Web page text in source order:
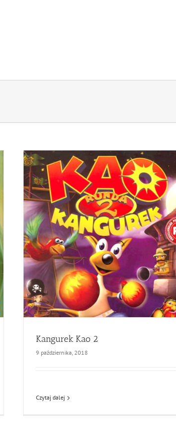
Kangurek Kao 2
9 października, 2018
Czytaj dalej